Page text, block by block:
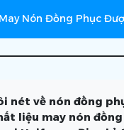
Nón Đồng Phục
nét về nón đồng
liệu may nón